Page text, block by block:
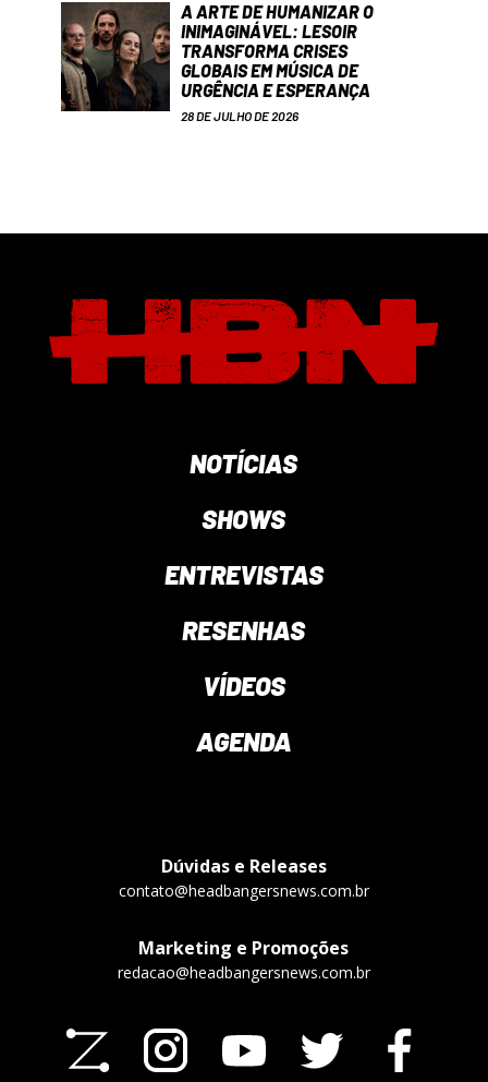
A ARTE DE HUMANIZAR O
INIMAGINÁVEL: LESOIR
TRANSFORMA CRISES
GLOBAIS EM MÚSICA DE
URGÊNCIA E ESPERANÇA
28 DE JULHO DE 2026
NOTÍCIAS
SHOWS
ENTREVISTAS
RESENHAS
VÍDEOS
AGENDA
Dúvidas e Releases
contato@headbangersnews.com.br
Marketing e Promoções
redacao@headbangersnews.com.br